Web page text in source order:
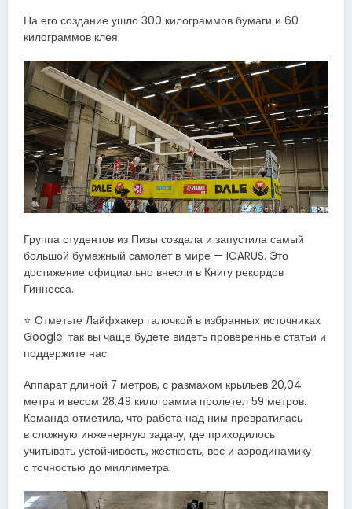
На его создание ушло 300 килограммов бумаги и 60
килограммов клея.
Группа студентов из Пизы создала и запустила самый
большой бумажный самолёт в мире — ICARUS. Это
достижение официально внесли в Книгу рекордов
Гиннесса.
⭐ Отметьте Лайфхакер галочкой в избранных источниках
Google: так вы чаще будете видеть проверенные статьи и
поддержите нас.
Аппарат длиной 7 метров, с размахом крыльев 20,04
метра и весом 28,49 килограмма пролетел 59 метров.
Команда отметила, что работа над ним превратилась
в сложную инженерную задачу, где приходилось
учитывать устойчивость, жёсткость, вес и аэродинамику
с точностью до миллиметра.